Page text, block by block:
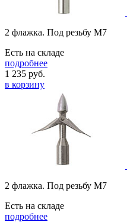
2 флажка. Под резьбу М7
Есть на складе
подробнее
1 235 руб.
в корзину
2 флажка. Под резьбу М7
Есть на складе
подробнее